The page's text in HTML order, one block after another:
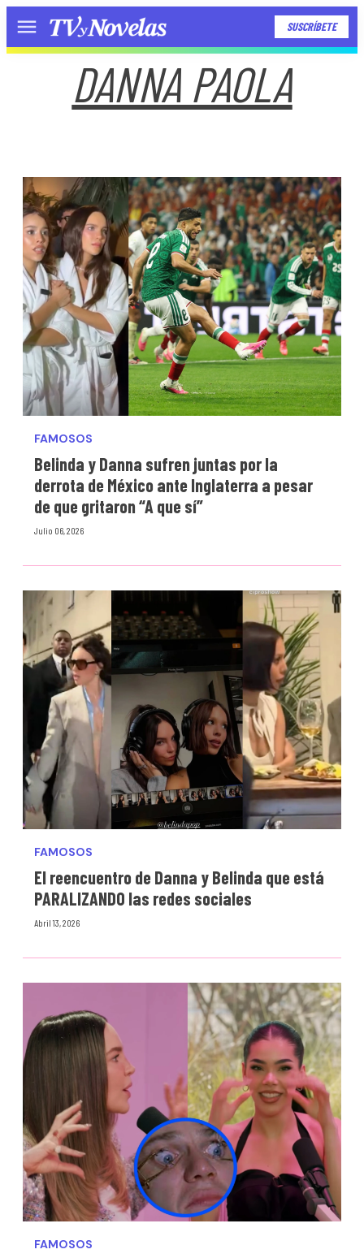
Menú SUSCRÍBETE
DANNA PAOLA
FAMOSOS
Belinda y Danna sufren juntas por la
derrota de México ante Inglaterra a pesar
de que gritaron “A que sí”
Julio 06, 2026
FAMOSOS
El reencuentro de Danna y Belinda que está
PARALIZANDO las redes sociales
Abril 13, 2026
FAMOSOS